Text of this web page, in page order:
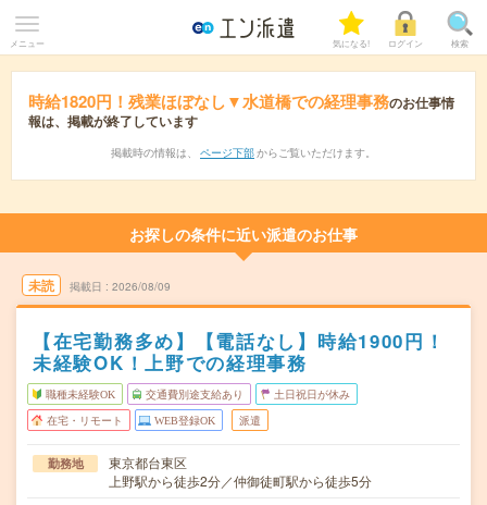
メニュー 気になる! ログイン 検索
時給1820円！残業ほぼなし▼水道橋での経理事務のお仕事情
報は、掲載が終了しています
掲載時の情報は、 ページ下部 からご覧いただけます。
お探しの条件に近い派遣のお仕事
未読 掲載日 2026/08/09
【在宅勤務多め】【電話なし】時給1900円！
未経験OK！上野での経理事務
職種未経験OK 交通費別途支給あり 土日祝日が休み
在宅・リモート WEB登録OK 派遣
勤務地
東京都台東区
上野駅から徒歩2分／仲御徒町駅から徒歩5分